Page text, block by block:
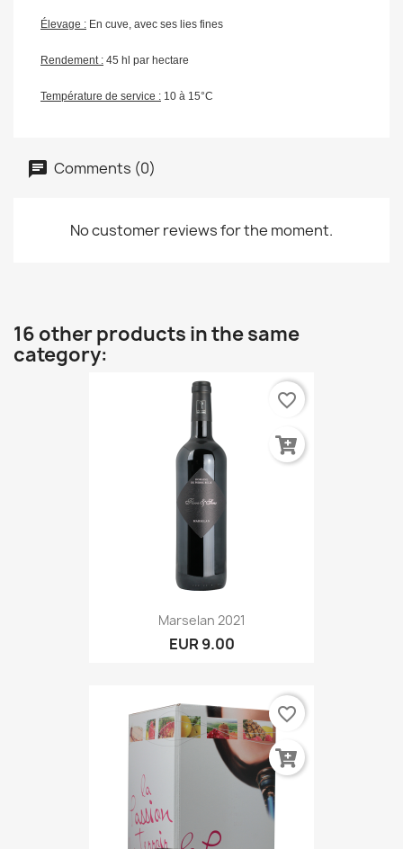
Élevage : En cuve, avec ses lies fines
Rendement : 45 hl par hectare
Température de service : 10 à 15°C
Comments (0)
No customer reviews for the moment.
16 other products in the same
category:
Marselan 2021
EUR 9.00
favorite_border
favorite_border